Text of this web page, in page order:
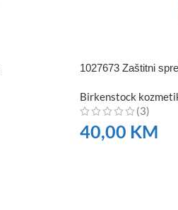
1027673 Zaštitni
Birkenstock
(3)
40,00 KM